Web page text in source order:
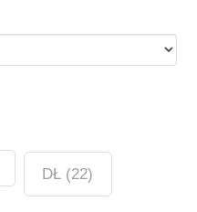
DŁ (22)